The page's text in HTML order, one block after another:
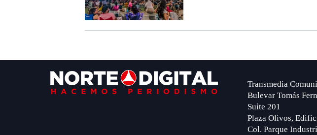
Transmedia
Bulevar Tomás
Suite 201
Plaza Olivos,
Col. Parque